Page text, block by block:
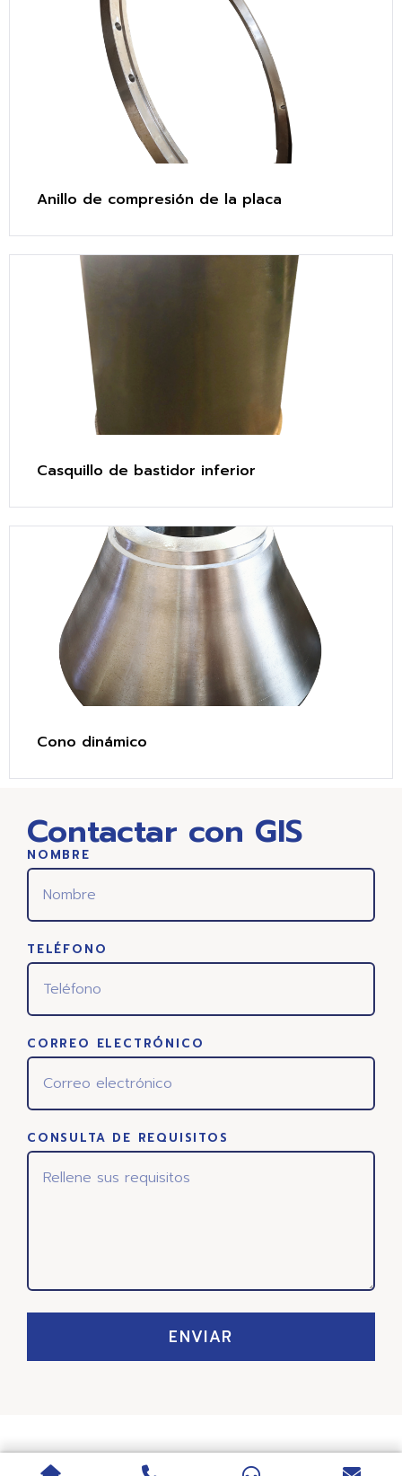
Anillo de compresión de la placa
Casquillo de bastidor inferior
Cono dinámico
Contactar con GIS
NOMBRE
TELÉFONO
CORREO ELECTRÓNICO
CONSULTA DE REQUISITOS
ENVIAR